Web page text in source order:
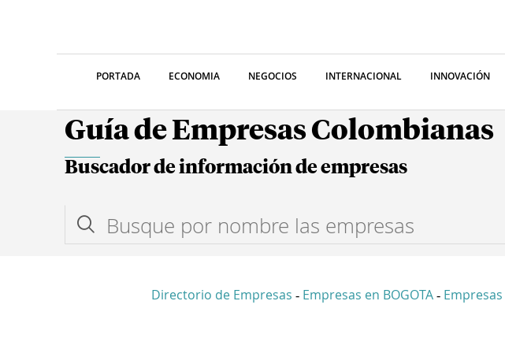
PORTADA ECONOMIA NEGOCIOS INTERNACIONAL INNOVACIÓN
Guía de Empresas Colombianas
Buscador de información de empresas
Directorio de Empresas - Empresas en BOGOTA - Empresas